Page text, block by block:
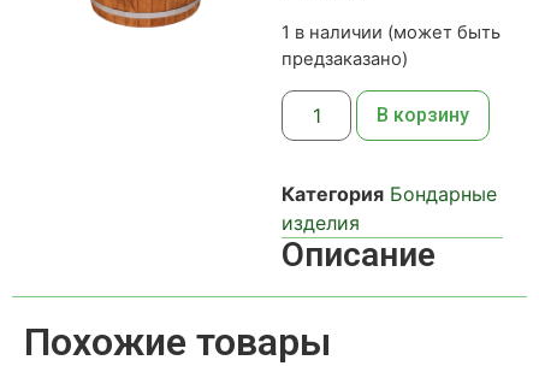
1 в наличии (может быть
предзаказано)
В корзину
Категория Бондарные
изделия
Описание
Похожие товары